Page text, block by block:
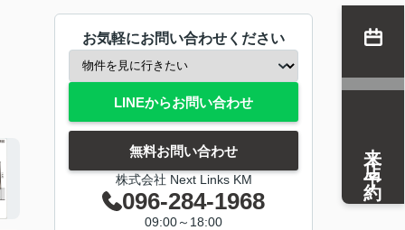
お気軽にお問い合わせください
LINEからお問い合わせ
無料お問い合わせ
株式会社 Next Links KM
096-284-1968
09:00～18:00
来店予約